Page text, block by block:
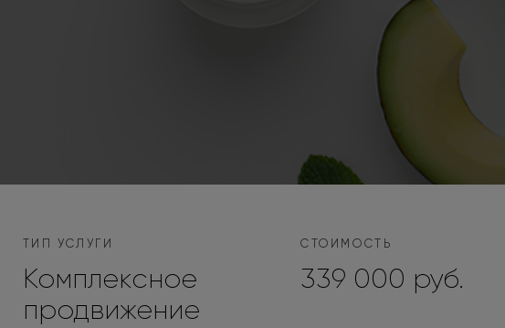
ТИП УСЛУГИ
Комплексное
продвижение
СТОИМОСТЬ
339 000 руб.